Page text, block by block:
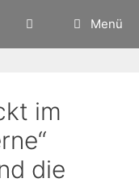
Menü
im
die